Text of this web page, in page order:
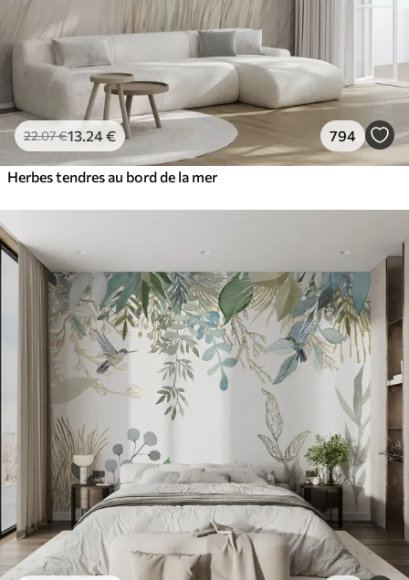
22.07€13 .24€ 794
Herbes tendres au bord de la mer